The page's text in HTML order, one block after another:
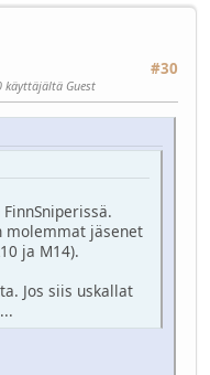
#30
käyttäjältä Guest
molemmat jäsenet
ja M14).
Jos siis uskallat